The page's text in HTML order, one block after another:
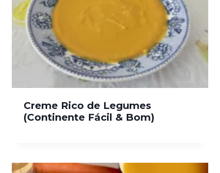
Creme Rico de Legumes
(Continente Fácil & Bom)